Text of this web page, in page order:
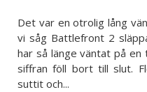
Det var en otrolig lång
vi såg Battlefront 2
har så länge väntat på
siffran föll bort till slut.
suttit och...